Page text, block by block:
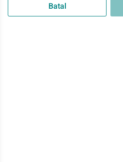
Batal